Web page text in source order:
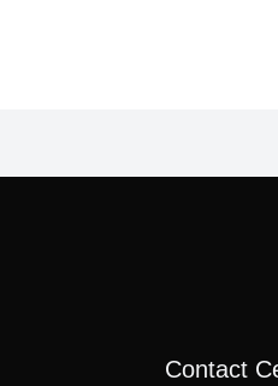
Contact